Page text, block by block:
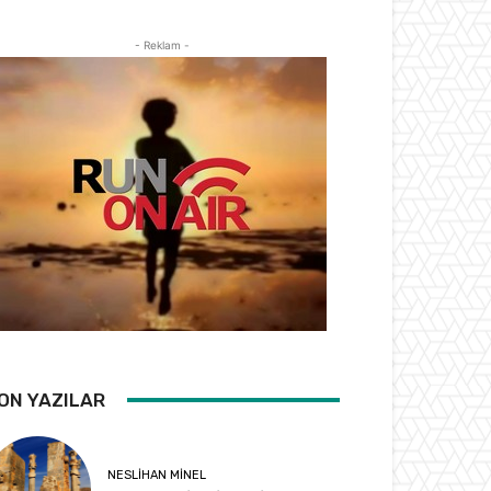
- Reklam -
YAZILAR
NESLIHAN MINEL